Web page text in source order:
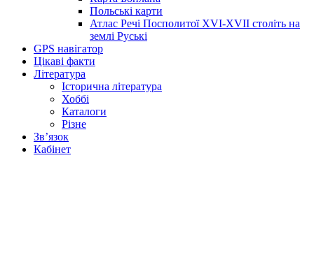
Польські карти
Атлас Речі Посполитої XVI-XVII століть на
землі Руські
GPS навігатор
Цікаві факти
Література
Історична література
Хоббі
Каталоги
Різне
Зв’язок
Кабінет